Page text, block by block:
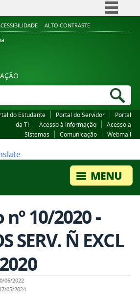
Simplifique!
Legislação
ALTO CONTRASTE
do Estudante Portal do Servidor
Portal
da TI
Acesso à Informação
Acesso a
Sistemas
Comunicação Webmail
10/2020 -
SERV. Ñ EXCL
06/2022
05/2024